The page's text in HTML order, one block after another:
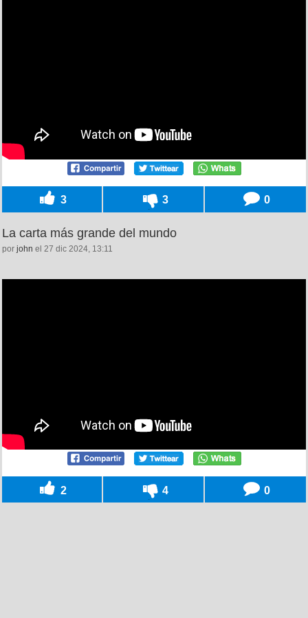
3 3 0
La carta más grande del mundo
por john el 27 dic 2024, 13:11
2 4 0